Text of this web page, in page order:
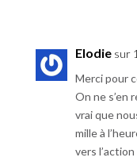
Elodie sur
Merci pour
On ne s’en
vrai que
mille à
vers l’action